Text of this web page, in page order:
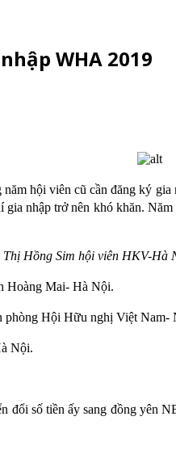
WHA 2019
hội viên cũ cần đăng ký
nhập trở nên khó khăn.
Hồng Sim hội viên HKV-Hà
Mai- Hà Nội.
Hội Hữu nghị Việt Nam-
Nội.
đổi số tiền ấy sang đồng